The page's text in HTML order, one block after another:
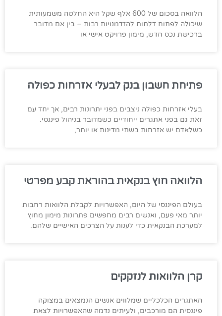
הלוואה בסכום של 600 אלף שקל היא החלטה משמעותית
שיכולה לפתוח דלתות להזדמנויות רבות – בין אם מדובר
ברכישת נכס חדש, מימון פרויקט אישי או
פתיחת חשבון בנק לבעלי אזרחות כפולה
בעלי אזרחות כפולה ניצבים בפני יתרונות רבים, אך יחד עם
זאת גם בפני אתגרים ייחודיים כשמדובר בניהול פיננסי.
כשלאדם יש אזרחות בשתי מדינות או יותר,
הלוואה חוץ בנקאית בהוראת קבע מפרטי
בעולם הפיננסי של היום, האפשרויות לקבלת הלוואות רחבות
יותר מאי פעם, ואנשים רבים מחפשים פתרונות מימון מחוץ
למערכת הבנקאית כדי לענות על הצרכים האישיים שלהם.
קרן הלוואות לנזקקים
האתגרים הכלכליים שמלווים אנשים הנמצאים במצוקה
פיננסית הם מורכבים, ולעיתים נדמה שהאפשרויות לצאת